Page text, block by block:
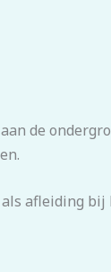
de
afleiding